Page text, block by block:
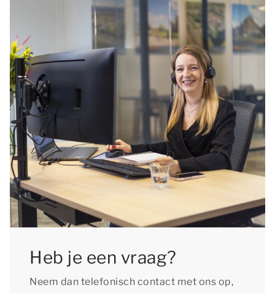
Heb je een vraag?
Neem dan telefonisch contact met ons op,